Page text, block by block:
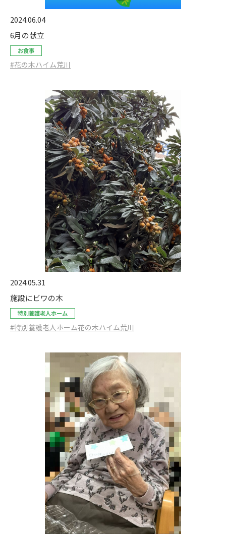
2024.06.04
6月の献立
お食事
#花の木ハイム荒川
2024.05.31
施設にビワの木
特別養護老人ホーム
#特別養護老人ホーム花の木ハイム荒川